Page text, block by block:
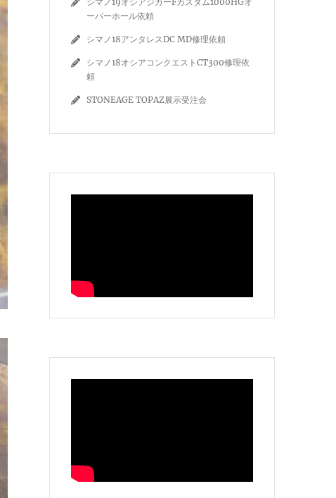
ーバーホール依頼
シマノ18アンタレスDC MD修理依頼
シマノ18オシアコンクエストCT300修理依
頼
STONEAGE TOPAZ展示受注会